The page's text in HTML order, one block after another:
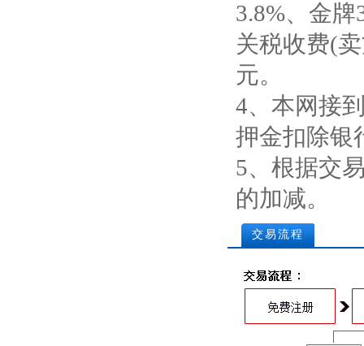
3.8%、金
关税收费(
元。
4、本网接
押金扣除银
5、根据交
的加减。
交易流程